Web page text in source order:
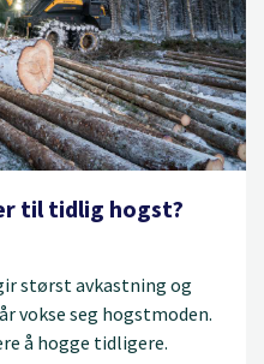
til tidlig hogst?
størst avkastning og
vokse seg hogstmoden.
å hogge tidligere.